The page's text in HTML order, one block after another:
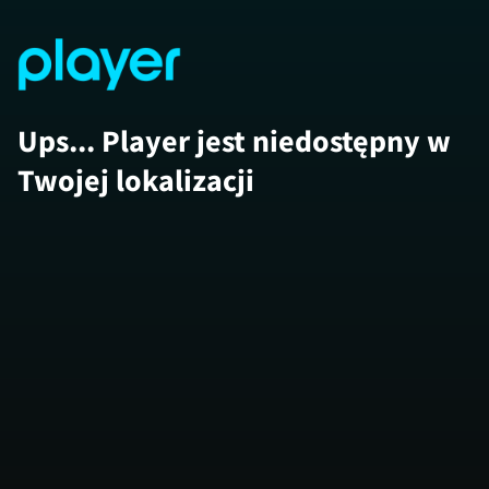
Ups... Player jest niedostępny w
Twojej lokalizacji